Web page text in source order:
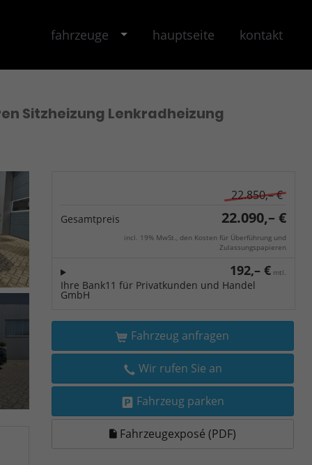
fahrzeuge hauptseite kontakt
Sitzheizung Lenkradheizung
22.850,– €
Gesamtpreis 22.090,– €
incl. 19% MwSt., den Kosten für Überführung und
Zulassungspapieren
192,– € mtl.
Ihre Bank11 für Privatkunden und Handel
GmbH
Fahrzeug anfragen
Wir rufen Sie an
Fahrzeug parken
Fahrzeugexposé (PDF)